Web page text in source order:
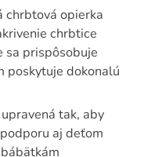
chrbtová opierka
chrbtice
sa prispôsobuje
poskytuje dokonalú
tak, aby
aj deťom